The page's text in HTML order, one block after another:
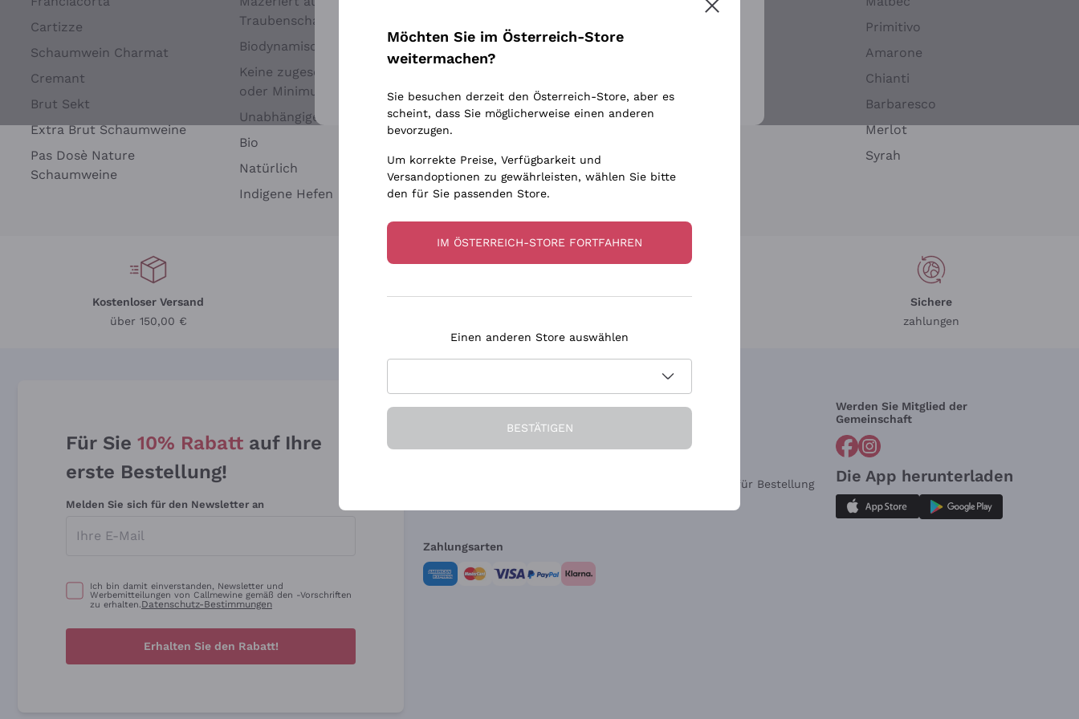
Cartizze
Schaumwein Charmat
Cremant
Brut Sekt
Extra Brut Schaumweine
Pas Dosè Nature
Schaumweine
Traubenschalen
Biodynamisch
Keine zugesetzten Sulfite
oder Minimum
Unabhängige Weinbauern
Bio
Natürlich
Indigene Hefen
Occhipinti Arianna
Biondi Santi
Argiolas
Zenato
Ca' dei Frati
Chardonnay
Primitivo
Amarone
Chianti
Barbaresco
Merlot
Syrah
Kostenloser Versand
über 150,00 €
Sichere
zahlungen
Für Sie 10% Rabatt auf Ihre
erste Bestellung!
Melden Sie sich für den Newsletter an
Ich bin damit einverstanden, Newsletter und
Werbemitteilungen von Callmewine gemäß den -Vorschriften
zu erhalten.Datenschutz-Bestimmungen
Erhalten Sie den Rabatt!
Die Firma Brauchen Sie Hilfe?
Widerrufsformular für Bestellung
Werden Sie Mitglied der
Gemeinschaft
Die App herunterladen
Zahlungsarten
Weitere Informationen finden Sie in unserem Datenschutz-Bestimmungen
Möchten Sie im Österreich-Store
weitermachen?
Sie besuchen derzeit den Österreich-Store, aber es
scheint, dass Sie möglicherweise einen anderen
bevorzugen.
Um korrekte Preise, Verfügbarkeit und
Versandoptionen zu gewährleisten, wählen Sie bitte
den für Sie passenden Store.
IM ÖSTERREICH-STORE FORTFAHREN
Einen anderen Store auswählen
BESTÄTIGEN